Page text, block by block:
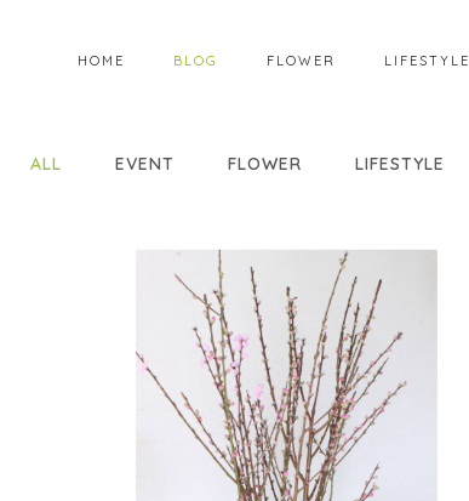
HOME BLOG FLOWER LIFESTYLE
ALL EVENT FLOWER LIFESTYLE